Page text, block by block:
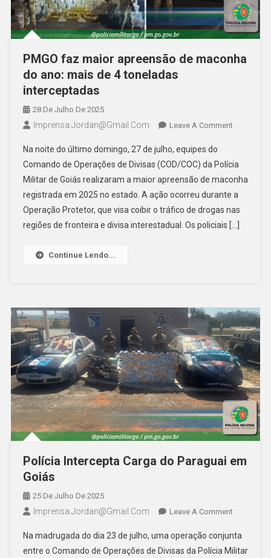
PMGO faz maior apreensão de maconha
do ano: mais de 4 toneladas
interceptadas
28 De Julho De 2025
Imprensa.jordan@gmail.com Leave A CommentOn
Maior
Apreensão
De
Maconha
Do
Na noite do último domingo, 27 de julho, equipes do
Comando de Operações de Divisas (COD/COC) da Polícia
Militar de Goiás realizaram a maior apreensão de maconha
registrada em 2025 no estado. A ação ocorreu durante a
Operação Protetor, que visa coibir o tráfico de drogas nas
regiões de fronteira e divisa interestadual. Os policiais […]
Continue Lendo...
Polícia Intercepta Carga do Paraguai em
Goiás
25 De Julho De 2025
Imprensa.jordan@gmail.com Leave A CommentOn
Intercepta
Carga
Na madrugada do dia 23 de julho, uma operação conjunta
entre o Comando de Operações de Divisas da Polícia Militar